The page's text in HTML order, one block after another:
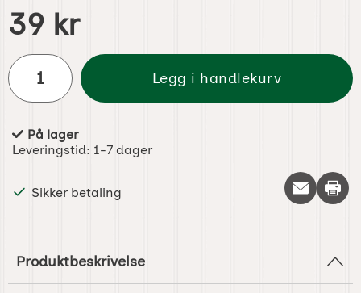
Handle dette produktet, Kjøkkenredskap
pris
39 kr
antall
Legg i handlekurv
Produkttilgjengelighet:
På lager
Leveringstid: 1-7 dager
Sikker betaling Skriv
Produktbeskrivelse